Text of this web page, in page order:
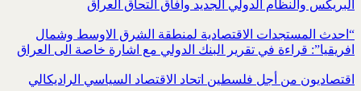
البريكس والنظام الدولي الجديد وافاق التحاق العراق
“احدث المستجدات الاقتصادية لمنطقة الشرق الاوسط وشمال
افريقيا”: قراءة في تقرير البنك الدولي مع اشارة خاصة الى العراق
اقتصاديون من أجل فلسطين اتحاد الاقتصاد السياسي الراديكالي